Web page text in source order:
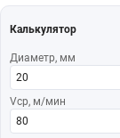
Калькулятор
Диаметр, мм
Vср, м/мин